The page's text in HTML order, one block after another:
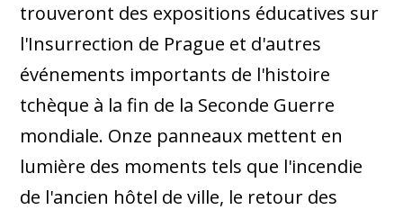
trouveront des expositions éducatives sur
l'Insurrection de Prague et d'autres
événements importants de l'histoire
tchèque à la fin de la Seconde Guerre
mondiale. Onze panneaux mettent en
lumière des moments tels que l'incendie
de l'ancien hôtel de ville, le retour des